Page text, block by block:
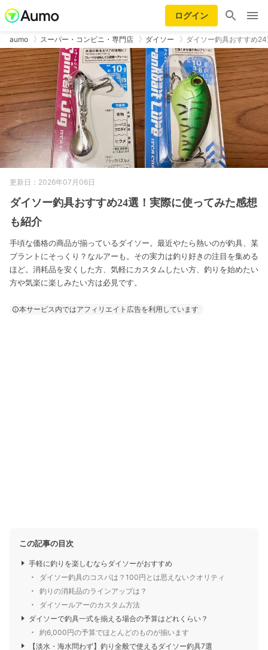
ログイン
aumo スーパー・コンビニ・専門店 ダイソー ダイソー釣具おすすめ
更新日：2026年07月06日
ダイソー釣具おすすめ24選！実際に使ってみた感想
も紹介
手頃な価格の商品が揃っているダイソー。最近やたら熱いのが釣具、某
ブラントにそっくり？なルアーも。その実力は釣り好きの注目を集める
ほど。消耗品を安くした方、気軽にカスタムしたい方、釣りを始めたい
方や気楽に楽しみたい方は必見です。
本サービス内ではアフィリエイト広告を利用しています
この記事の目次
手軽に釣りを楽しむならダイソーがおすすめ
ダイソー釣具のコスパは？100円とは思えないクオリティ
釣りの消耗品のラインアップは？
ダイソールアーのカスタム方法
ダイソーで釣具一式を揃える場合の予算はどれくらい？
約6,000円の予算でほとんどのものが揃います
【淡水・海水問わず】釣り全般で使えるダイソー釣具7選